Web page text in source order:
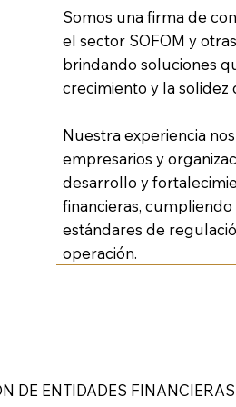
Somos una firma de
el sector SOFOM y
brindando soluciones
crecimiento y la solidez
Nuestra experiencia
empresarios y
desarrollo y
financieras,
estándares de
operación.
DE ENTIDADES